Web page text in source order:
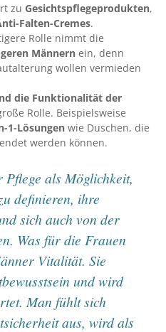
zu Gesichtspflegeprodukten,
Falten-Cremes.
Rolle nimmt die
Männern ein, denn
wollen vermieden
die Funktionalität der
Rolle. Beispielsweise
1-Lösungen wie Duschen, die
werden können.
als Möglichkeit,
definieren, ihre
sich auch von der
Was für die Frauen
Vitalität. Sie
und wird
Man fühlt sich
aus, wird als